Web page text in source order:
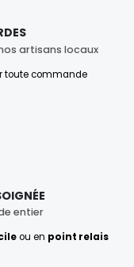
artisans locaux
toute commande
entier
ou en point relais